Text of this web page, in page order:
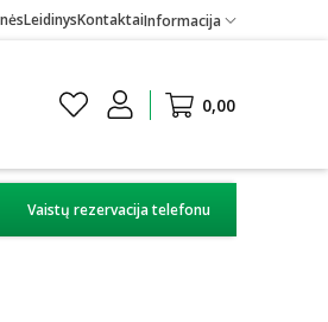
LeidinysKontaktaiInformacija
0,00
Vaistų rezervacija telefonu